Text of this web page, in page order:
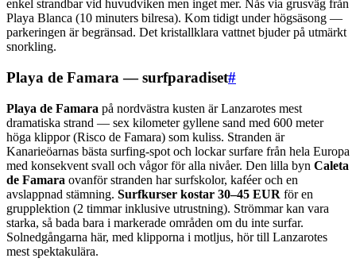
enkel strandbar vid huvudviken men inget mer. Nås via grusväg från
Playa Blanca (10 minuters bilresa). Kom tidigt under högsäsong —
parkeringen är begränsad. Det kristallklara vattnet bjuder på utmärkt
snorkling.
Playa de Famara — surfparadiset#
Playa de Famara på nordvästra kusten är Lanzarotes mest
dramatiska strand — sex kilometer gyllene sand med 600 meter
höga klippor (Risco de Famara) som kuliss. Stranden är
Kanarieöarnas bästa surfing-spot och lockar surfare från hela Europa
med konsekvent svall och vågor för alla nivåer. Den lilla byn Caleta
de Famara ovanför stranden har surfskolor, kaféer och en
avslappnad stämning. Surfkurser kostar 30–45 EUR för en
grupplektion (2 timmar inklusive utrustning). Strömmar kan vara
starka, så bada bara i markerade områden om du inte surfar.
Solnedgångarna här, med klipporna i motljus, hör till Lanzarotes
mest spektakulära.